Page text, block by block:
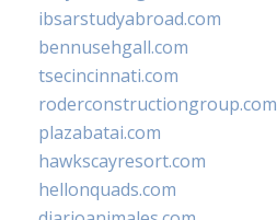
ibsarstudyabroad.com
bennusehgall.com
tsecincinnati.com
roderconstructiongroup.com
plazabatai.com
hawkscayresort.com
hellonquads.com